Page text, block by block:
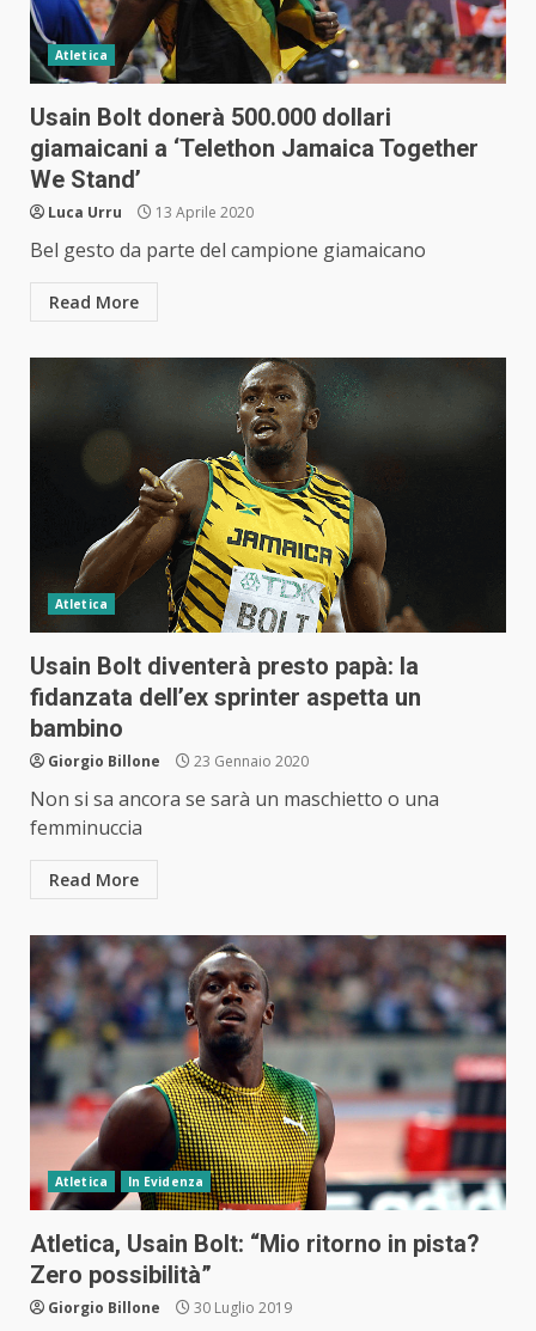
Atletica
Usain Bolt donerà 500.000 dollari
giamaicani a ‘Telethon Jamaica Together
We Stand’
Luca Urru 13 Aprile 2020
Bel gesto da parte del campione giamaicano
Read More
Atletica
Usain Bolt diventerà presto papà: la
fidanzata dell’ex sprinter aspetta un
bambino
Giorgio Billone 23 Gennaio 2020
Non si sa ancora se sarà un maschietto o una
femminuccia
Read More
Atletica In Evidenza
Atletica, Usain Bolt: “Mio ritorno in pista?
Zero possibilità”
Giorgio Billone 30 Luglio 2019